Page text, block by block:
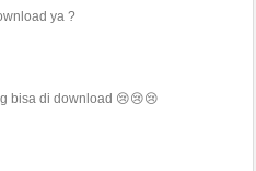
ya ?
bisa di download 😢😢😢